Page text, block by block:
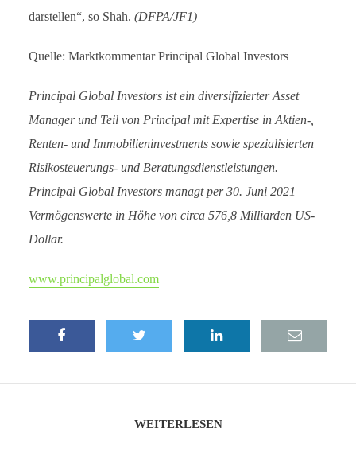
darstellen“, so Shah. (DFPA/JF1)
Quelle: Marktkommentar Principal Global Investors
Principal Global Investors ist ein diversifizierter Asset
Manager und Teil von Principal mit Expertise in Aktien-,
Renten- und Immobilieninvestments sowie spezialisierten
Risikosteuerungs- und Beratungsdienstleistungen.
Principal Global Investors managt per 30. Juni 2021
Vermögenswerte in Höhe von circa 576,8 Milliarden US-
Dollar.
www.principalglobal.com
WEITERLESEN